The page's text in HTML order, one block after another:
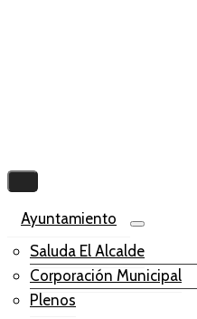
Ayuntamiento
Saluda El Alcalde
Corporación Municipal
Plenos